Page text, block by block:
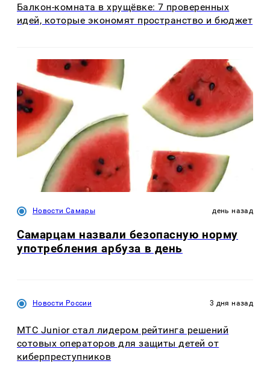
Балкон-комната в хрущёвке: 7 проверенных
идей, которые экономят пространство и бюджет
Новости Самары день назад
Самарцам назвали безопасную норму
употребления арбуза в день
Новости России 3 дня назад
МТС Junior стал лидером рейтинга решений
сотовых операторов для защиты детей от
киберпреступников